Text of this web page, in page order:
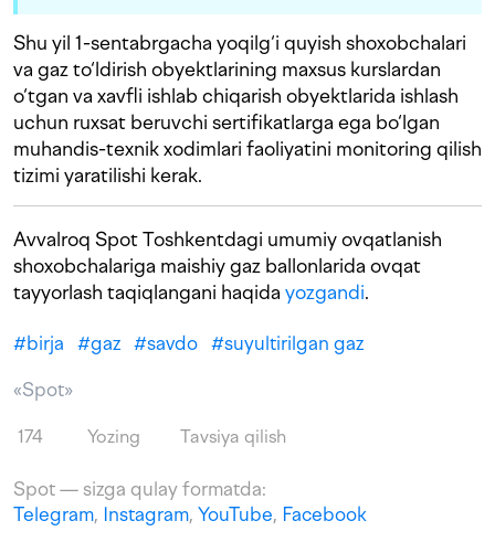
Shu yil 1-sentabrgacha yoqilg‘i quyish shoxobchalari
va gaz to‘ldirish obyektlarining maxsus kurslardan
o‘tgan va xavfli ishlab chiqarish obyektlarida ishlash
uchun ruxsat beruvchi sertifikatlarga ega bo‘lgan
muhandis-texnik xodimlari faoliyatini monitoring qilish
tizimi yaratilishi kerak.
Avvalroq Spot Toshkentdagi umumiy ovqatlanish
shoxobchalariga maishiy gaz ballonlarida ovqat
tayyorlash taqiqlangani haqida yozgandi.
#birja #gaz #savdo #suyultirilgan gaz
«Spot»
174 Yozing Tavsiya qilish
Spot — sizga qulay formatda:
Telegram, Instagram, YouTube, Facebook